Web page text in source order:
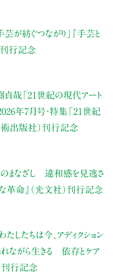
芸が紡ぐつながり」
『手芸と
刊行記念
貞哉 「21世紀の現代アート
年7月号・特集「21世紀
術出版社）刊行記念
のまなざし 違和感を見逃さ
な革命』（光文社）刊行記念
わたしたちは今、アディクション
れながら生きる 依存とケア
刊行記念